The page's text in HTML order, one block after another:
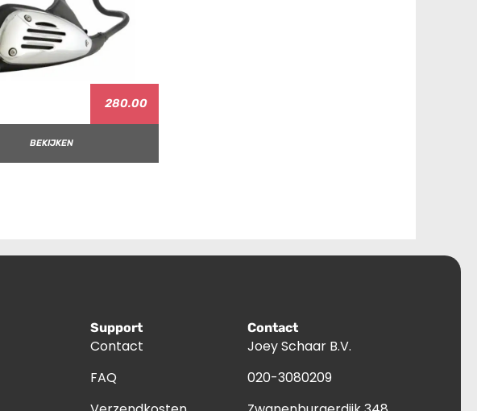
280.00
BEKIJKEN
Support
Contact
FAQ
Contact
Joey Schaar B.V.
020-3080209